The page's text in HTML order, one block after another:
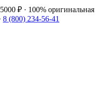
₽ · 100% оригинальная
8 (800) 234-56-41